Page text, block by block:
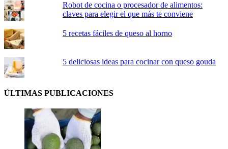
Robot de cocina o procesador de alimentos:
claves para elegir el que más te conviene
5 recetas fáciles de queso al horno
5 deliciosas ideas para cocinar con queso gouda
ÚLTIMAS PUBLICACIONES